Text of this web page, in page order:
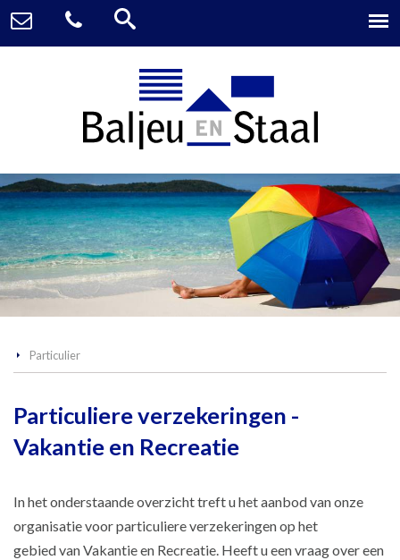
Particulier
Particuliere verzekeringen -
Vakantie en Recreatie
In het onderstaande overzicht treft u het aanbod van onze
organisatie voor particuliere verzekeringen op het
gebied van Vakantie en Recreatie. Heeft u een vraag over een